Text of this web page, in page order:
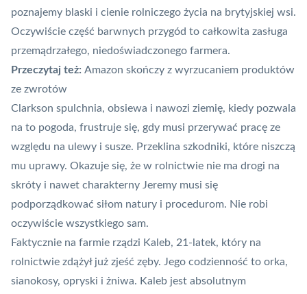
poznajemy blaski i cienie rolniczego życia na brytyjskiej wsi.
Oczywiście część barwnych przygód to całkowita zasługa
przemądrzałego, niedoświadczonego farmera.
Przeczytaj też: Amazon skończy z wyrzucaniem produktów
ze zwrotów
Clarkson spulchnia, obsiewa i nawozi ziemię, kiedy pozwala
na to pogoda, frustruje się, gdy musi przerywać pracę ze
względu na ulewy i susze. Przeklina szkodniki, które niszczą
mu uprawy. Okazuje się, że w rolnictwie nie ma drogi na
skróty i nawet charakterny Jeremy musi się
podporządkować siłom natury i procedurom. Nie robi
oczywiście wszystkiego sam.
Faktycznie na farmie rządzi Kaleb, 21-latek, który na
rolnictwie zdążył już zjeść zęby. Jego codzienność to orka,
sianokosy, opryski i żniwa. Kaleb jest absolutnym